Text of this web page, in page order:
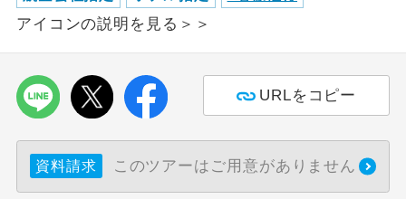
アイコンの説明を見る＞＞
URLをコピー
資料請求 このツアーはご用意がありません
ホテル指定
ご紹介するホテルを指定したコースで
おひとり様バ
ス2席利用
おひとり様でバス席を2席利⽤できま
す。